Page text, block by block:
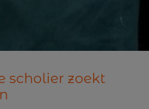
scholier zoekt